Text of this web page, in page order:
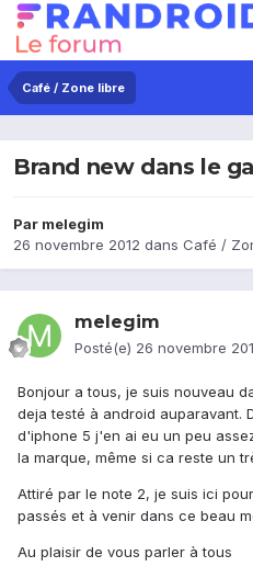
Café / Zone libre
Brand new dans le
Par melegim
26 novembre 2012 dans Café /
melegim
Posté(e) 26 novembre
Bonjour a tous, je suis nouveau
deja testé à android auparavant.
d'iphone 5 j'en ai eu un peu
la marque, même si ca reste un
Attiré par le note 2, je suis ici
passés et à venir dans ce beau
Au plaisir de vous parler à tous